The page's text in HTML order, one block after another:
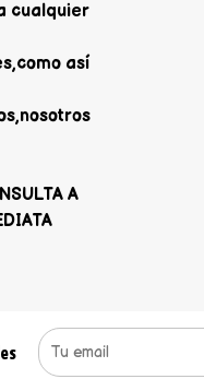
cualquier
así
A